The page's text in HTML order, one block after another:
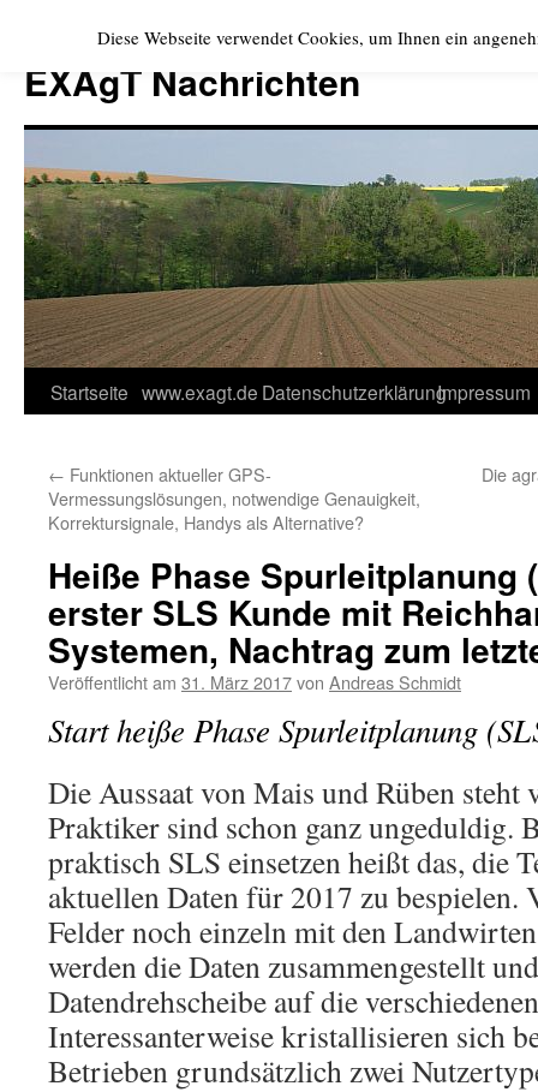
springen
EXAgT Nachrichten
Startseite www.exagt.de DatenschutzerklärungImpressum
← Funktionen aktueller GPS-
Vermessungslösungen, notwendige Genauigkeit,
Korrektursignale, Handys als Alternative?
Die
Heiße Phase Spurleitplanung
erster SLS Kunde mit
Systemen, Nachtrag zum
Veröffentlicht am 31. März 2017von Andreas Schmidt
Start heiße Phase Spurleitplanung
Die Aussaat von Mais und Rüben steht
Praktiker sind schon ganz ungeduldig.
praktisch SLS einsetzen heißt das, die
aktuellen Daten für 2017 zu bespielen.
Felder noch einzeln mit den
werden die Daten zusammengestellt
Datendrehscheibe auf die
Interessanterweise kristallisieren sich
Betrieben grundsätzlich zwei
Diese Webseite verwendet Cookies, um Ihnen ein